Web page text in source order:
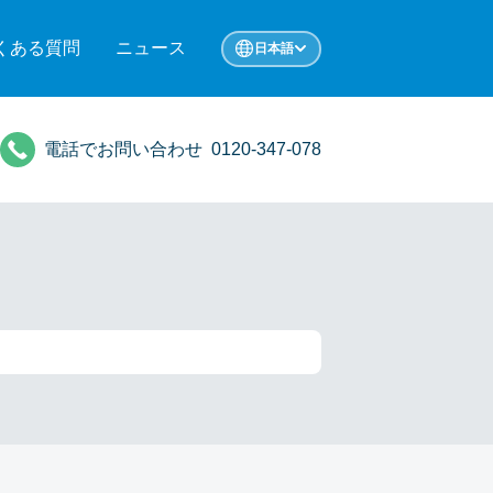
ある質問 ニュース 日本語
電話でお問い合わせ 0120-347-078